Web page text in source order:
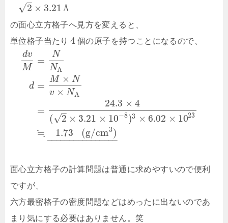
2
√ × 3.21 Å
の面心立方格子へ見方を変えると、
単位格子当たり 4 個の原子を持つことになるので、
dv
M
d
=
=
=
≒
N
NA
M × N
v × NA
24.3 × 4
(
2
–
√ × 3.21 × 10−8)3 × 6.02 × 1023
1.73 (g/cm3)
– –
––––––––––––––
面心立方格子の計算問題は普通に求めやすいので便利
ですが、
六方最密格子の密度問題などはめったに出ないのであ
まり気にする必要はありません。笑